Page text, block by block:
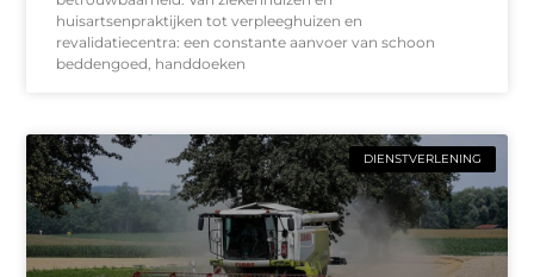
huisartsenpraktijken tot verpleeghuizen en
revalidatiecentra: een constante aanvoer van schoon
beddengoed, handdoeken
DIENSTVERLENING